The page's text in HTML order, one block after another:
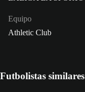
Equipo
Athletic Club
Futbolistas similares